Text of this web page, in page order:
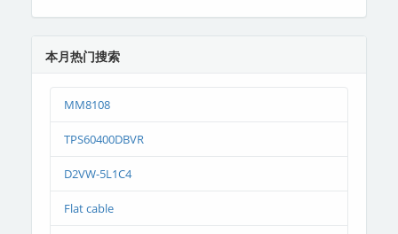
本月热门搜索
MM8108
TPS60400DBVR
D2VW-5L1C4
Flat cable